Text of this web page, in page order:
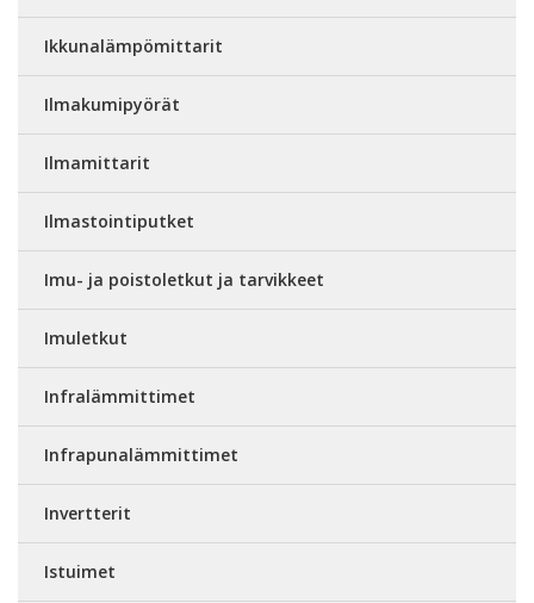
Ikkunalämpömittarit
Ilmakumipyörät
Ilmamittarit
Ilmastointiputket
Imu- ja poistoletkut ja tarvikkeet
Imuletkut
Infralämmittimet
Infrapunalämmittimet
Invertterit
Istuimet